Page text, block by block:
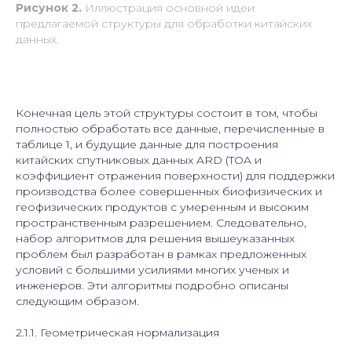
Рисунок 2. Иллюстрация основной идеи
предлагаемой структуры для обработки китайских
данных.
Конечная цель этой структуры состоит в том, чтобы
полностью обработать все данные, перечисленные в
таблице 1, и будущие данные для построения
китайских спутниковых данных ARD (TOA и
коэффициент отражения поверхности) для поддержки
производства более совершенных биофизических и
геофизических продуктов с умеренным и высоким
пространственным разрешением. Следовательно,
набор алгоритмов для решения вышеуказанных
проблем был разработан в рамках предложенных
условий с большими усилиями многих ученых и
инженеров. Эти алгоритмы подробно описаны
следующим образом.
2.1.1. Геометрическая нормализация